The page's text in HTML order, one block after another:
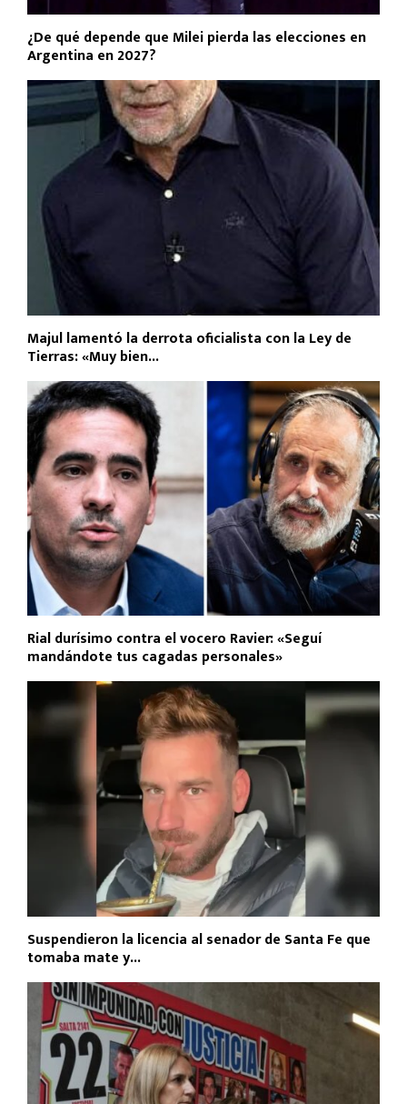
¿De qué depende que Milei pierda las elecciones en
Argentina en 2027?
Majul lamentó la derrota oficialista con la Ley de
Tierras: «Muy bien...
Rial durísimo contra el vocero Ravier: «Seguí
mandándote tus cagadas personales»
Suspendieron la licencia al senador de Santa Fe que
tomaba mate y...